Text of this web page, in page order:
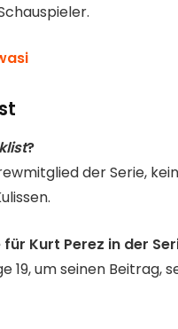
?
der Serie,
Kurt Perez in der
19, um seinen Beitrag,